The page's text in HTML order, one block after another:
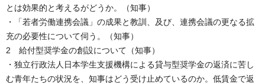
とは効果的と考えるがどうか。（知事）
・「若者労働連携会議」の成果と教訓、及び、連携会議の更なる拡
充の必要性について伺う。（知事）
2 給付型奨学金の創設について（知事）
・独立行政法人日本学生支援機構による貸与型奨学金の返済に苦し
む青年たちの状況を、知事はどう受け止めているのか。低賃金で返